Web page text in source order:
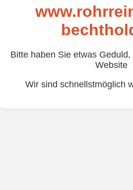
Bitte haben Sie etwas
Website
Wir sind schnellstmöglich